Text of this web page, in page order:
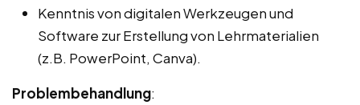
Kenntnis von digitalen Werkzeugen und
Software zur Erstellung von Lehrmaterialien
(z.B. PowerPoint, Canva).
Problembehandlung: